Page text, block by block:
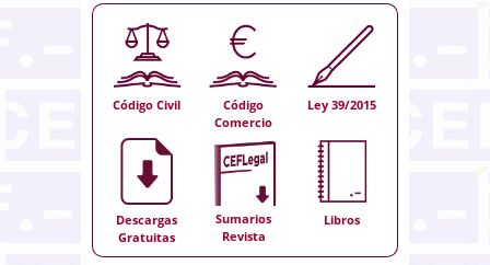
Código Civil
Código
Comercio
Ley 39/2015
Descargas
Gratuitas
Sumarios
Revista
Libros